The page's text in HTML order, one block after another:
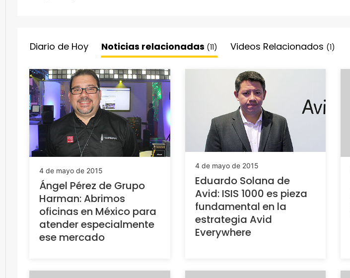
Diario de Hoy Noticias relacionadas (11) Videos Relacionados (1)
4 de mayo de 2015
Ángel Pérez de Grupo
Harman: Abrimos
oficinas en México para
atender especialmente
ese mercado
4 de mayo de 2015
Eduardo Solana de
Avid: ISIS 1000 es pieza
fundamental en la
estrategia Avid
Everywhere